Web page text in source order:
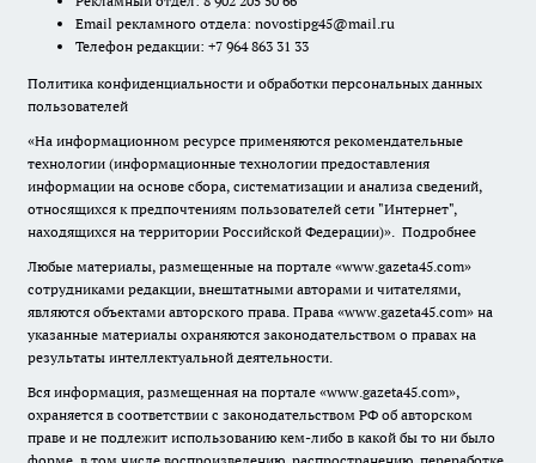
Email рекламного отдела: novostipg45@mail.ru
Телефон редакции: +7 964 863 31 33
Политика конфиденциальности и обработки персональных данных
пользователей
«На информационном ресурсе применяются рекомендательные
технологии (информационные технологии предоставления
информации на основе сбора, систематизации и анализа сведений,
относящихся к предпочтениям пользователей сети "Интернет",
находящихся на территории Российской Федерации)». Подробнее
Любые материалы, размещенные на портале «www.gazeta45.com»
сотрудниками редакции, внештатными авторами и читателями,
являются объектами авторского права. Права «www.gazeta45.com» на
указанные материалы охраняются законодательством о правах на
результаты интеллектуальной деятельности.
Вся информация, размещенная на портале «www.gazeta45.com»,
охраняется в соответствии с законодательством РФ об авторском
праве и не подлежит использованию кем-либо в какой бы то ни было